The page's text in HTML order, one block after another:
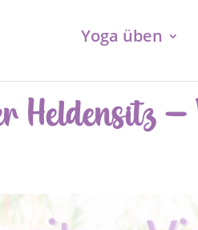
Yoga üben
Heldensitz